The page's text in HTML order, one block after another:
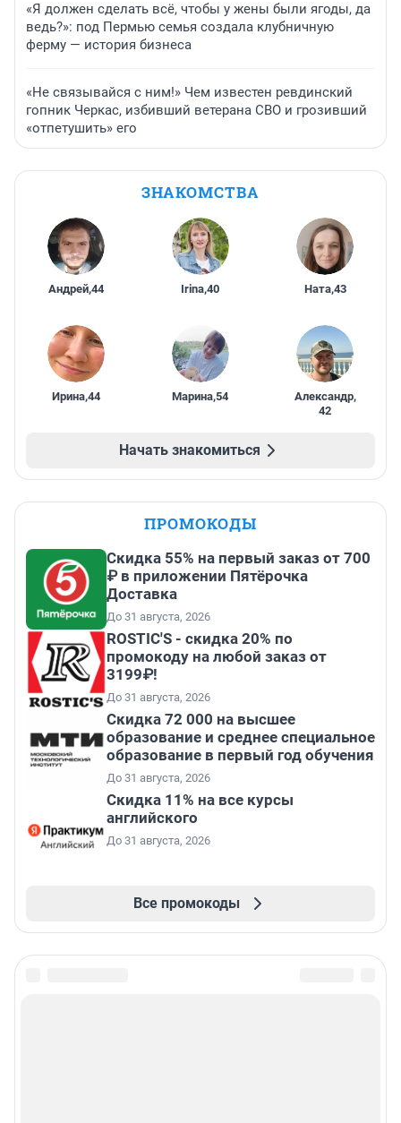
«Я должен сделать всё, чтобы у жены были ягоды, да
ведь?»: под Пермью семья создала клубничную
ферму — история бизнеса
«Не связывайся с ним!» Чем известен ревдинский
гопник Черкас, избивший ветерана СВО и грозивший
«отпетушить» его
ЗНАКОМСТВА
Андрей,44 Irina,40 Ната,43
Ирина,44 Марина,54 Александр,
42
Начать знакомиться
ПРОМОКОДЫ
Скидка 55% на первый заказ от 700
₽ в приложении Пятёрочка
Доставка
До 31 августа, 2026
ROSTIC'S - скидка 20% по
промокоду на любой заказ от
3199₽!
До 31 августа, 2026
Скидка 72 000 на высшее
образование и среднее специальное
образование в первый год обучения
До 31 августа, 2026
Скидка 11% на все курсы
английского
До 31 августа, 2026
Все промокоды